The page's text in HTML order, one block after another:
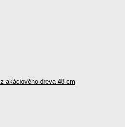
akáciového dreva 48 cm